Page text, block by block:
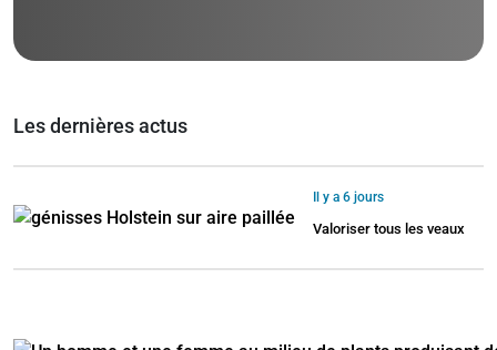
Les dernières actus
Il y a 6 jours
Valoriser tous les veaux